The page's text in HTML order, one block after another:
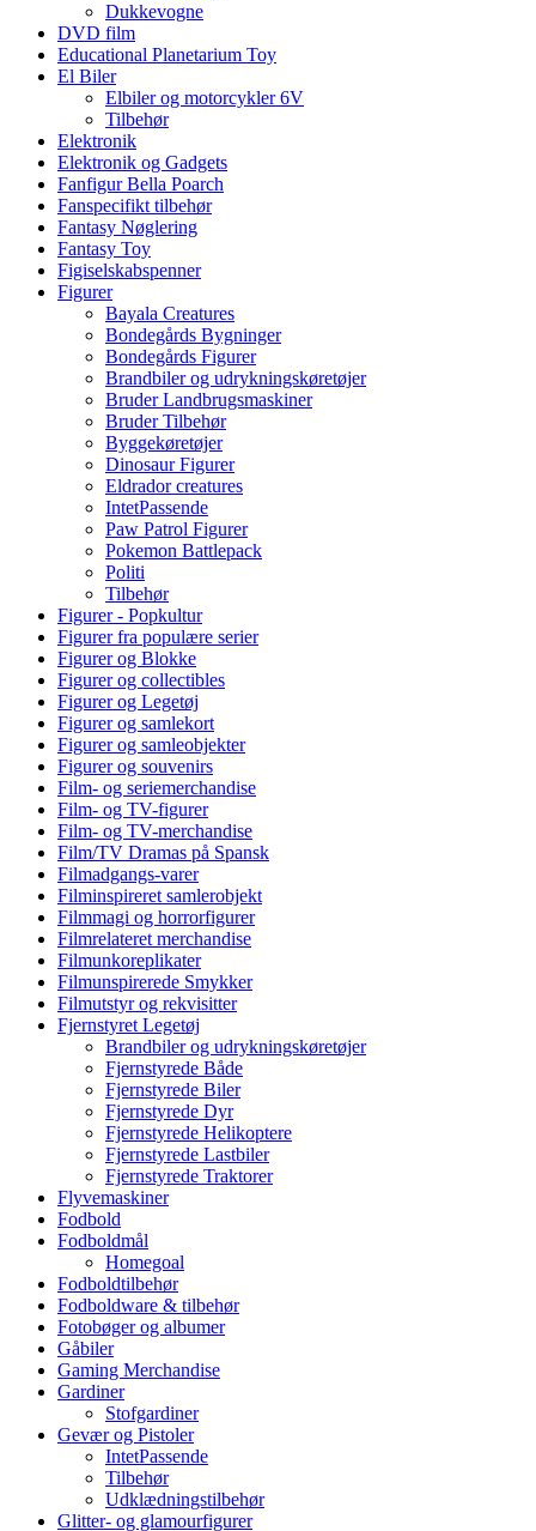
Dukkevogne
DVD film
Educational Planetarium Toy
El Biler
Elbiler og motorcykler 6V
Tilbehør
Elektronik
Elektronik og Gadgets
Fanfigur Bella Poarch
Fanspecifikt tilbehør
Fantasy Nøglering
Fantasy Toy
Figiselskabspenner
Figurer
Bayala Creatures
Bondegårds Bygninger
Bondegårds Figurer
Brandbiler og udrykningskøretøjer
Bruder Landbrugsmaskiner
Bruder Tilbehør
Byggekøretøjer
Dinosaur Figurer
Eldrador creatures
IntetPassende
Paw Patrol Figurer
Pokemon Battlepack
Politi
Tilbehør
Figurer - Popkultur
Figurer fra populære serier
Figurer og Blokke
Figurer og collectibles
Figurer og Legetøj
Figurer og samlekort
Figurer og samleobjekter
Figurer og souvenirs
Film- og seriemerchandise
Film- og TV-figurer
Film- og TV-merchandise
Film/TV Dramas på Spansk
Filmadgangs-varer
Filminspireret samlerobjekt
Filmmagi og horrorfigurer
Filmrelateret merchandise
Filmunkoreplikater
Filmunspirerede Smykker
Filmutstyr og rekvisitter
Fjernstyret Legetøj
Brandbiler og udrykningskøretøjer
Fjernstyrede Både
Fjernstyrede Biler
Fjernstyrede Dyr
Fjernstyrede Helikoptere
Fjernstyrede Lastbiler
Fjernstyrede Traktorer
Flyvemaskiner
Fodbold
Fodboldmål
Homegoal
Fodboldtilbehør
Fodboldware & tilbehør
Fotobøger og albumer
Gåbiler
Gaming Merchandise
Gardiner
Stofgardiner
Gevær og Pistoler
IntetPassende
Tilbehør
Udklædningstilbehør
Glitter- og glamourfigurer